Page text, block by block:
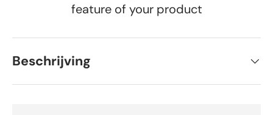
feature of your product
Beschrijving